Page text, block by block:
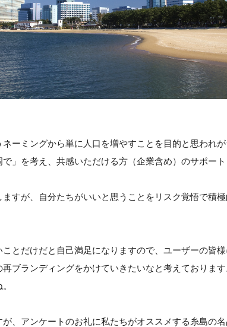
ネーミングから単に人口を増やすことを目的と思われ
で」を考え、共感いただける方（企業含め）のサポート
すが、自分たちがいいと思うことをリスク覚悟で積
ことだけだと自己満足になりますので、ユーザーの皆
ブランディングをかけていきたいなと考えております
、アンケートのお礼に私たちがオススメする糸島の